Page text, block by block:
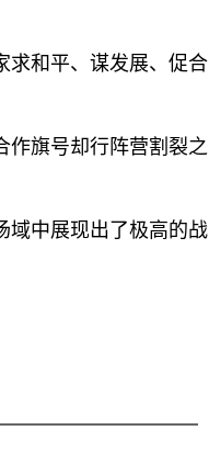
求和平、谋发展、促合
作旗号却行阵营割裂之
域中展现出了极高的战